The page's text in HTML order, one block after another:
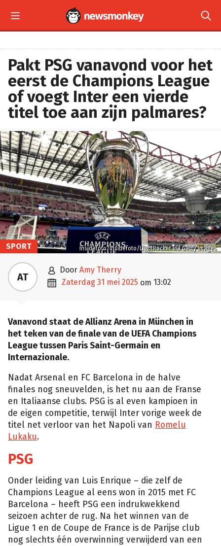
 
Pakt PSG vanavond voor het
eerst de Champions League
of voegt Inter een vierde
titel toe aan zijn palmares?
Insidefoto/Insidefoto/LightRocket via Getty Images
SPORT
AT  door Amy Therry
 zaterdag 31 mei 2025 om 13:02
Vanavond staat de Allianz Arena in München in
het teken van de finale van de UEFA Champions
League tussen Paris Saint-Germain en
Internazionale.
Nadat Arsenal en FC Barcelona in de halve
finales nog sneuvelden, is het nu aan de Franse
en Italiaanse clubs. PSG is al even kampioen in
de eigen competitie, terwijl Inter vorige week de
titel net verloor van het Napoli van Romelu
Lukaku.
PSG
Onder leiding van Luis Enrique – die zelf de
Champions League al eens won in 2015 met FC
Barcelona – heeft PSG een indrukwekkend
seizoen achter de rug. Na het winnen van de
Ligue 1 en de Coupe de France is de Parijse club
nog slechts één overwinning verwijderd van een